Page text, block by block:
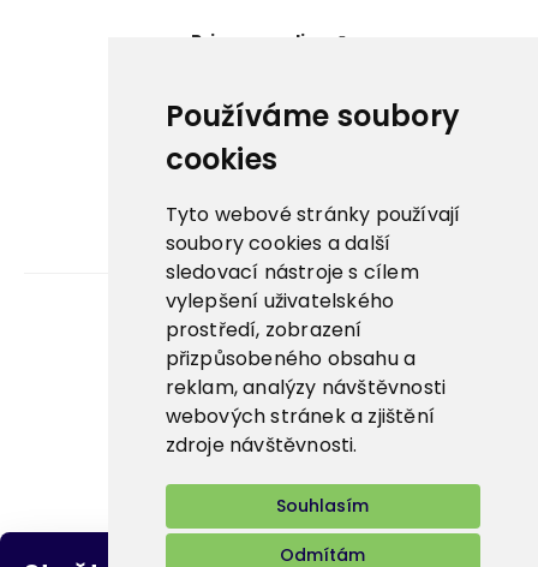
Používáme soubory
cookies
Tyto webové stránky používají
soubory cookies a další
sledovací nástroje s cílem
vylepšení uživatelského
prostředí, zobrazení
přizpůsobeného obsahu a
reklam, analýzy návštěvnosti
webových stránek a zjištění
zdroje návštěvnosti.
Souhlasím
Odmítám
Prima zmrzlina ↗
La Panna ↗
Nowaco market ↗
Banquet sous-vide ↗
Kariéra
Aplikace
E-shop